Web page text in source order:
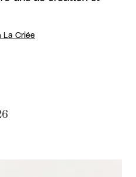
La Criée